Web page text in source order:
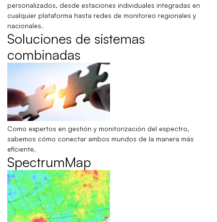
personalizados, desde estaciones individuales integradas en
cualquier plataforma hasta redes de monitoreo regionales y
nacionales.
Soluciones de sistemas
combinadas
Como expertos en gestión y monitorización del espectro,
sabemos cómo conectar ambos mundos de la manera más
eficiente.
SpectrumMap